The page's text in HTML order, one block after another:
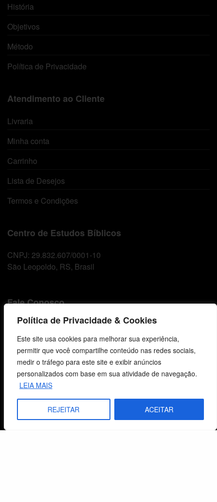
Política de Privacidade & Cookies
Este site usa cookies para melhorar sua experiência,
permitir que você compartilhe conteúdo nas redes sociais,
medir o tráfego para este site e exibir anúncios
personalizados com base em sua atividade de navegação.
LEIA MAIS
REJEITAR ACEITAR
História
Objetivos
Método
Política de Privacidade
Atendimento ao Cliente
Livraria
Minha conta
Carrinho
Lista de Desejos
Termos e Condições
Centro de Estudos Bíblicos
CNPJ: 29.832.607/0001-10
São Leopoldo, RS, Brasil
Fale Conosco
E-mails
vendas@cebi.org.br
comunicacao@cebi.org.br
WhatsApp / Vendas
+55 (51) 99734-4518
WhatsApp / Comunicação
+55 (51) 99799-3041